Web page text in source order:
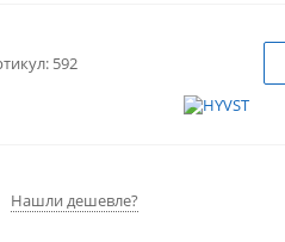
592
Нашли дешевле?